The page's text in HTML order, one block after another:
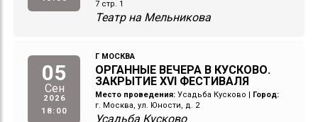
7 стр. 1
Театр на Мельникова
05
Сен
2026
18:00
Г МОСКВА
ОРГАННЫЕ ВЕЧЕРА В КУСКОВО.
ЗАКРЫТИЕ XVI ФЕСТИВАЛЯ
Место проведения: Усадьба Кусково
Город:
г. Москва, ул. Юности, д. 2
Усадьба Кусково